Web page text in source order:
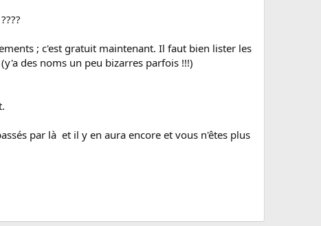
; c'est gratuit maintenant. Il faut bien lister les
des noms un peu bizarres parfois !!!)
par là et il y en aura encore et vous n'êtes plus